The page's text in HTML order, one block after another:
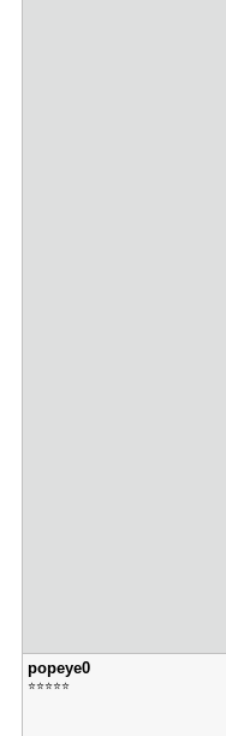
popeye0
⭐⭐⭐⭐⭐